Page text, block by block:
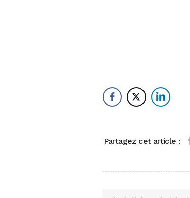
Partagez cet article :